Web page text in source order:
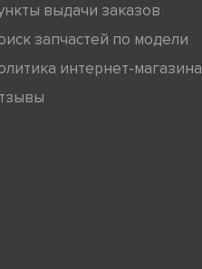
выдачи заказов
запчастей по модели
интернет-магазина